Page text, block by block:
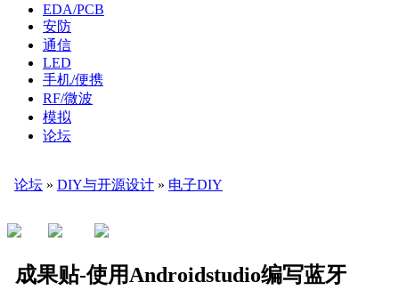
EDA/PCB
安防
通信
LED
手机/便携
RF/微波
模拟
论坛
论坛 » DIY与开源设计 » 电子DIY
成果贴-使用Androidstudio编写蓝牙